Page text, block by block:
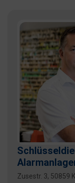
Zusestr. 3, 50859